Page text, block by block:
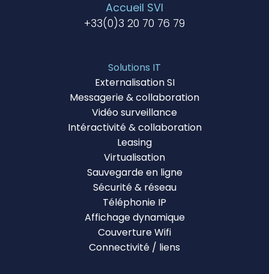
Accueil SVI
+33(0)3 20 70 76 79
Solutions IT
Externalisation SI
Messagerie & collaboration
Vidéo surveillance
Intéractivité & collaboration
Leasing
Virtualisation
Sauvegarde en ligne
Sécurité & réseau
Téléphonie IP
Affichage dynamique
Couverture Wifi
Connectivité / liens